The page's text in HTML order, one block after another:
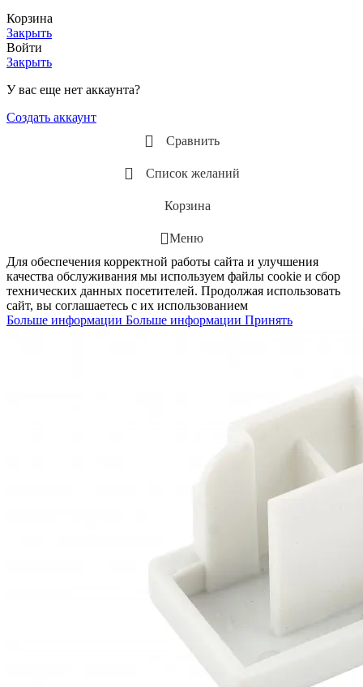
Корзина
Закрыть
Войти
Закрыть
У вас еще нет аккаунта?
Создать аккаунт
Сравнить
Список желаний
Корзина
Меню
Для обеспечения корректной работы сайта и улучшения
качества обслуживания мы используем файлы cookie и сбор
технических данных посетителей. Продолжая использовать
сайт, вы соглашаетесь с их использованием
Больше информации Больше информации Принять